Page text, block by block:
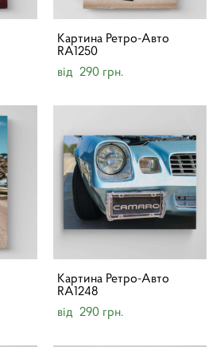
Картина Ретро-Авто
RA1250
від 290 грн.
Картина Ретро-Авто
RA1248
від 290 грн.